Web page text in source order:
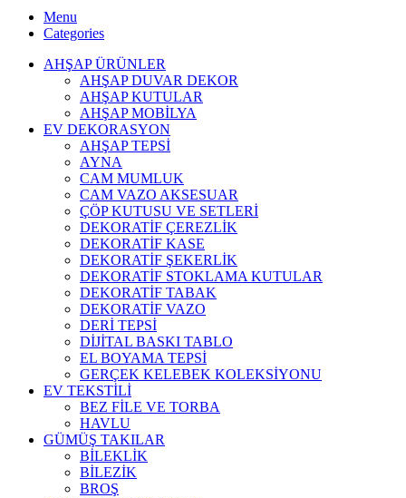
Menu
Categories
AHŞAP ÜRÜNLER
AHŞAP DUVAR DEKOR
AHŞAP KUTULAR
AHŞAP MOBİLYA
EV DEKORASYON
AHŞAP TEPSİ
AYNA
CAM MUMLUK
CAM VAZO AKSESUAR
ÇÖP KUTUSU VE SETLERİ
DEKORATİF ÇEREZLİK
DEKORATİF KASE
DEKORATİF ŞEKERLİK
DEKORATİF STOKLAMA KUTULAR
DEKORATİF TABAK
DEKORATİF VAZO
DERİ TEPSİ
DİJİTAL BASKI TABLO
EL BOYAMA TEPSİ
GERÇEK KELEBEK KOLEKSİYONU
EV TEKSTİLİ
BEZ FİLE VE TORBA
HAVLU
GÜMÜŞ TAKILAR
BİLEKLİK
BİLEZİK
BROŞ